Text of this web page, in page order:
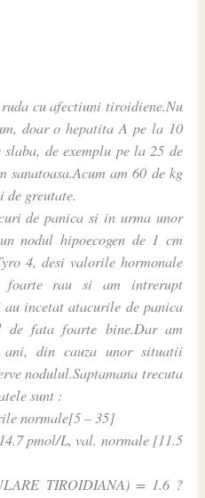
cu afectiuni tiroidiene.Nu
doar o hepatita A pe la 10
de exemplu pe la 25 de
sanatoasa.Acum am 60 de kg
greutate.
de panica si in urma unor
nodul hipoecogen de 1 cm
4, desi valorile hormonale
foarte rau si am intrerupt
incetat atacurile de panica
fata foarte bine.Dar am
din cauza unor situatii
nodulul.Saptamana trecuta
sunt :
normale[5 – 35]
pmol/L, val. normale [11.5
TIROIDIANA) = 1.6 ?